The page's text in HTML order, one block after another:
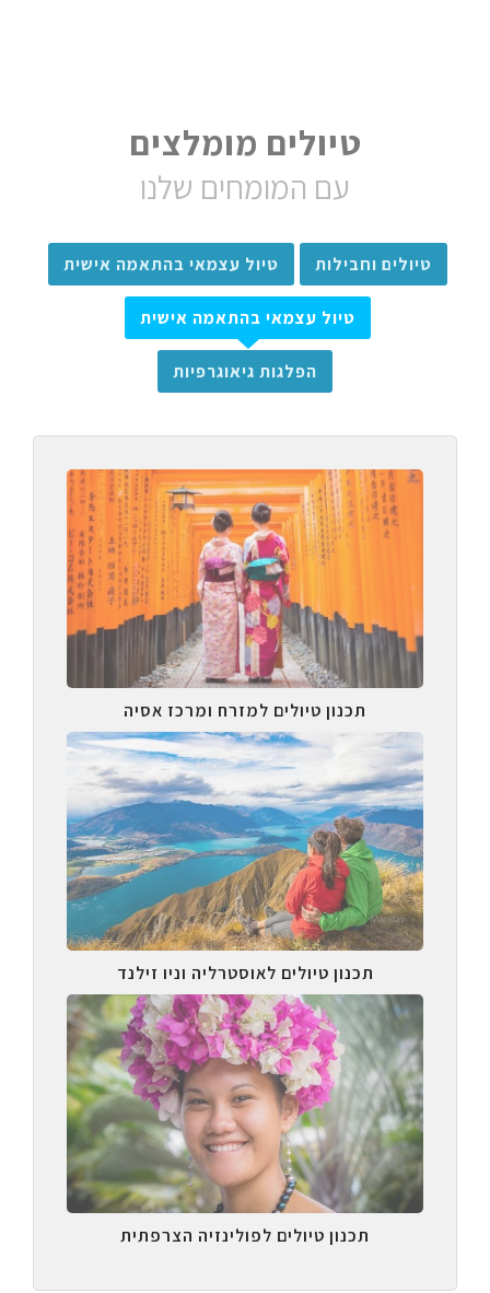
טיולים מומלצים
עם המומחים שלנו
טיולים וחבילות טיול עצמאי בהתאמה אישית
טיול עצמאי בהתאמה אישית
הפלגות גיאוגרפיות
תכנון טיולים למזרח ומרכז אסיה
תכנון טיולים לאוסטרליה וניו זילנד
תכנון טיולים לפולינזיה הצרפתית